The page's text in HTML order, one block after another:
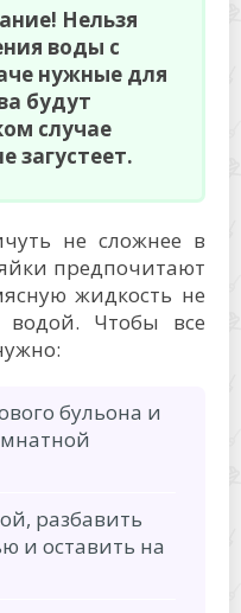
Нельзя
воды с
нужные для
будут
случае
загустеет.
не сложнее в
предпочитают
жидкость не
водой. Чтобы все
бульона и
разбавить
и оставить на